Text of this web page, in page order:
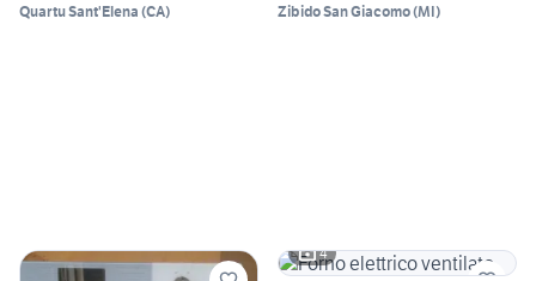
Quartu Sant'Elena (CA) Zibido San Giacomo(MI)
4